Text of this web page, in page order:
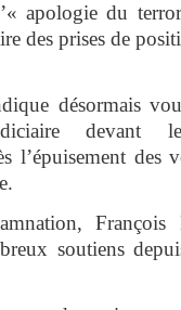
apologie du
des prises de
désormais
devant
l’épuisement des
François
soutiens